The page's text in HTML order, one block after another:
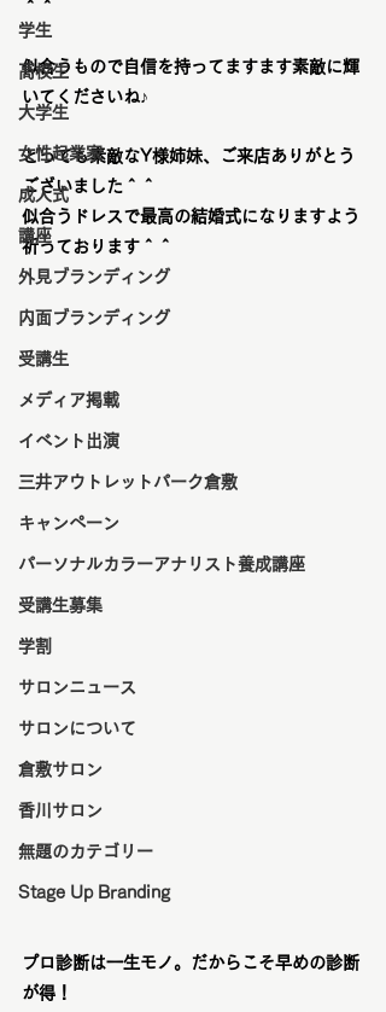
学生
高校生
大学生
女性起業家
成人式
講座
外見ブランディング
内面ブランディング
受講生
メディア掲載
イベント出演
三井アウトレットパーク倉敷
キャンペーン
パーソナルカラーアナリスト養成講座
受講生募集
学割
サロンニュース
サロンについて
倉敷サロン
香川サロン
無題のカテゴリー
Stage Up Branding
＾＾
似合うもので自信を持ってますます素敵に輝
いてくださいね♪
とっても素敵なY様姉妹、ご来店ありがとう
ございました＾＾
似合うドレスで最高の結婚式になりますよう
祈っております＾＾
プロ診断は一生モノ。だからこそ早めの診断
が得！